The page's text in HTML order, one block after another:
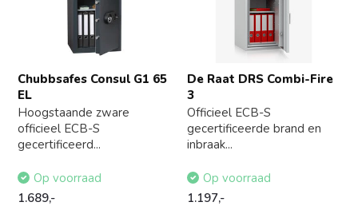
Chubbsafes Consul G1 65
EL
Hoogstaande zware
officieel ECB-S
gecertificeerd...
Op voorraad
1.689,-
De Raat DRS Combi-Fire
3
Officieel ECB-S
gecertificeerde brand en
inbraak...
Op voorraad
1.197,-